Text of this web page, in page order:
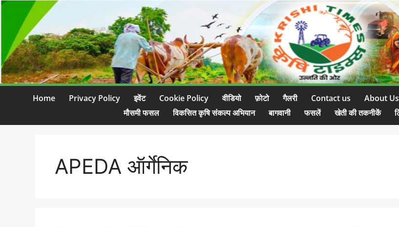
Home Privacy Policy इवेंट Cookie Policy वीडियो फ़ोटो गैलरी Contact us About
मौसमी फसल
विकसित कृषि संकल्प अभियान बागवानी फसलें खेती की तकनीकें
APEDA ऑर्गेनिक